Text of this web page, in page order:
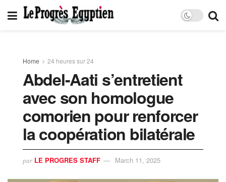
Home 24 heures sur 24
Abdel-Aati s’entretient
avec son homologue
comorien pour renforcer
la coopération bilatérale
par LE PROGRES STAFF March 11, 2025